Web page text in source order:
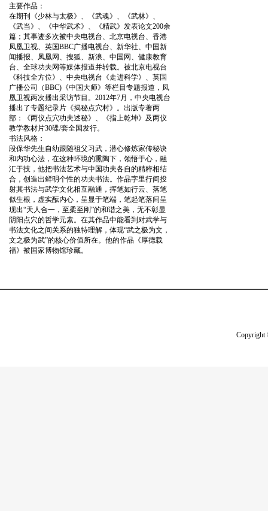
主要作品：
在期刊《少林与太极》、《武魂》、《武林》、
《武当》、《中华武术》、《精武》发表论文200余
篇；其事迹多次被中央电视台、北京电视台、香港
凤凰卫视、英国BBC广播电视台、新华社、中国新
闻播报、凤凰网、搜狐、新浪、中国网、健康教育
台、全球功夫网等媒体报道并转载。被北京电视台
《科技全方位》、中央电视台《走进科学》、英国
广播公司（BBC)《中国大师》等栏目专题报道，凤
凰卫视两次播出采访节目。2012年7月，中央电视台
播出了专题纪录片《揭秘点穴村》。出版专著两
部：《两仪点穴功夫述秘》、《指上乾坤》及两仪
教学教材片30碟/套全国发行。
书法风格：
段保华先生自幼跟随祖父习武，潜心修炼家传秘诀
和内功心法，在这种环境的熏陶下，领悟于心，融
汇于技，他把书法艺术与中国功夫各自的精粹相结
合，创造出鲜明个性的功夫书法。作品字里行间投
射其书法与武学文化相互融通，挥笔如行云、落笔
似生根，虚实酝内心，呈显于笔端，笔起笔落间呈
现出“天人合一，至柔至刚”的和谐之美，无不彰显
阴阳点穴的哲学元素。在其作品中能看到对武学与
书法文化之间关系的独特理解，体现“武之极为文，
文之极为武”的核心价值所在。他的作品《厚德载
福》被国家博物馆珍藏。
Copyright